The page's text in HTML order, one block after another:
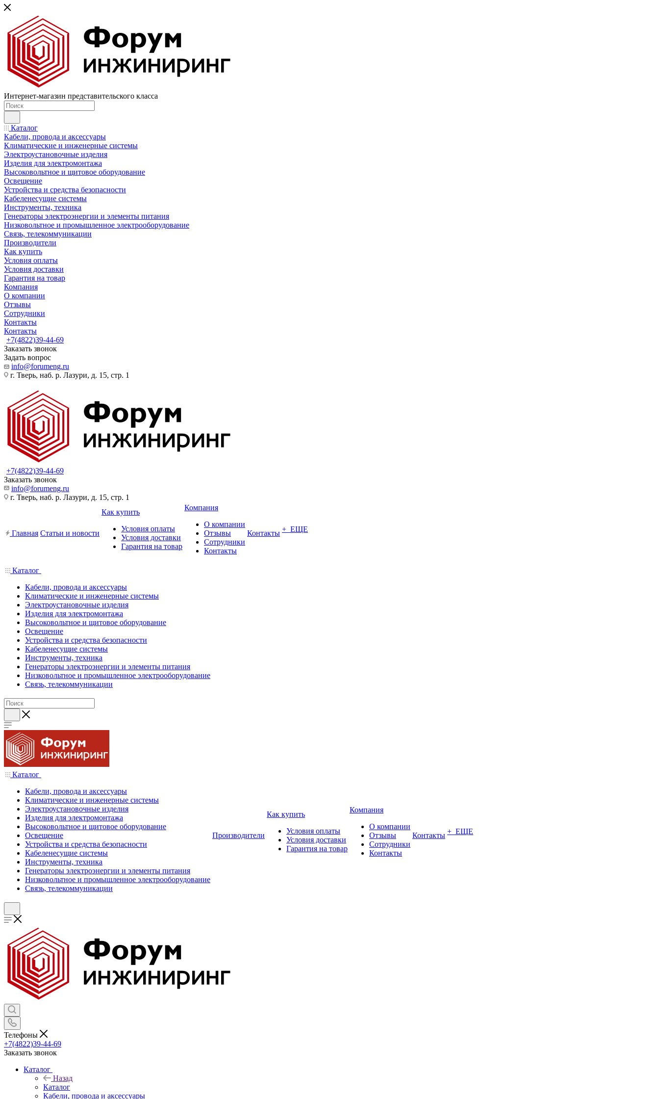
Интернет-магазин представительского класса
Каталог
Кабели, провода и аксессуары
Климатические и инженерные системы
Электроустановочные изделия
Изделия для электромонтажа
Высоковольтное и щитовое оборудование
Освещение
Устройства и средства безопасности
Кабеленесущие системы
Инструменты, техника
Генераторы электроэнергии и элементы питания
Низковольтное и промышленное электрооборудование
Связь, телекоммуникации
Производители
Как купить
Условия оплаты
Условия доставки
Гарантия на товар
Компания
О компании
Отзывы
Сотрудники
Контакты
Контакты
+7(4822)39-44-69
Заказать звонок
Задать вопрос
info@forumeng.ru
г. Тверь, наб. р. Лазури, д. 15, стр. 1
+7(4822)39-44-69
Заказать звонок
info@forumeng.ru
г. Тверь, наб. р. Лазури, д. 15, стр. 1
Главная Статьи и новости
Как купить
Условия оплаты
Условия доставки
Гарантия на товар
Компания
О компании
Отзывы
Сотрудники
Контакты
Контакты + ЕЩЕ
Каталог
Кабели, провода и аксессуары
Климатические и инженерные системы
Электроустановочные изделия
Изделия для электромонтажа
Высоковольтное и щитовое оборудование
Освещение
Устройства и средства безопасности
Кабеленесущие системы
Инструменты, техника
Генераторы электроэнергии и элементы питания
Низковольтное и промышленное электрооборудование
Связь, телекоммуникации
Каталог
Кабели, провода и аксессуары
Климатические и инженерные системы
Электроустановочные изделия
Изделия для электромонтажа
Высоковольтное и щитовое оборудование
Освещение
Устройства и средства безопасности
Кабеленесущие системы
Инструменты, техника
Генераторы электроэнергии и элементы питания
Низковольтное и промышленное электрооборудование
Связь, телекоммуникации
Производители
Как купить
Условия оплаты
Условия доставки
Гарантия на товар
Компания
О компании
Отзывы
Сотрудники
Контакты
Контакты + ЕЩЕ
Телефоны
+7(4822)39-44-69
Заказать звонок
Каталог
Назад
Каталог
Кабели, провода и аксессуары